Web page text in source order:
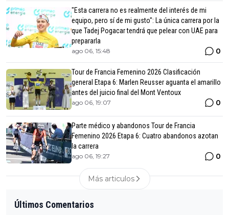
"Esta carrera no es realmente del interés de mi
equipo, pero sí de mi gusto": La única carrera por la
que Tadej Pogacar tendrá que pelear con UAE para
prepararla
ago 06, 15:48 0
Tour de Francia Femenino 2026 Clasificación
general Etapa 6: Marlen Reusser aguanta el amarillo
antes del juicio final del Mont Ventoux
ago 06, 19:07 0
Parte médico y abandonos Tour de Francia
Femenino 2026 Etapa 6: Cuatro abandonos azotan
la carrera
ago 06, 19:27 0
Más articulos
Últimos Comentarios